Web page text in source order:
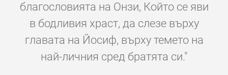
благословията на Онзи, Който се яви
в бодливия храст, да слезе върху
главата на Йосиф, върху темето на
най-личния сред братята си."